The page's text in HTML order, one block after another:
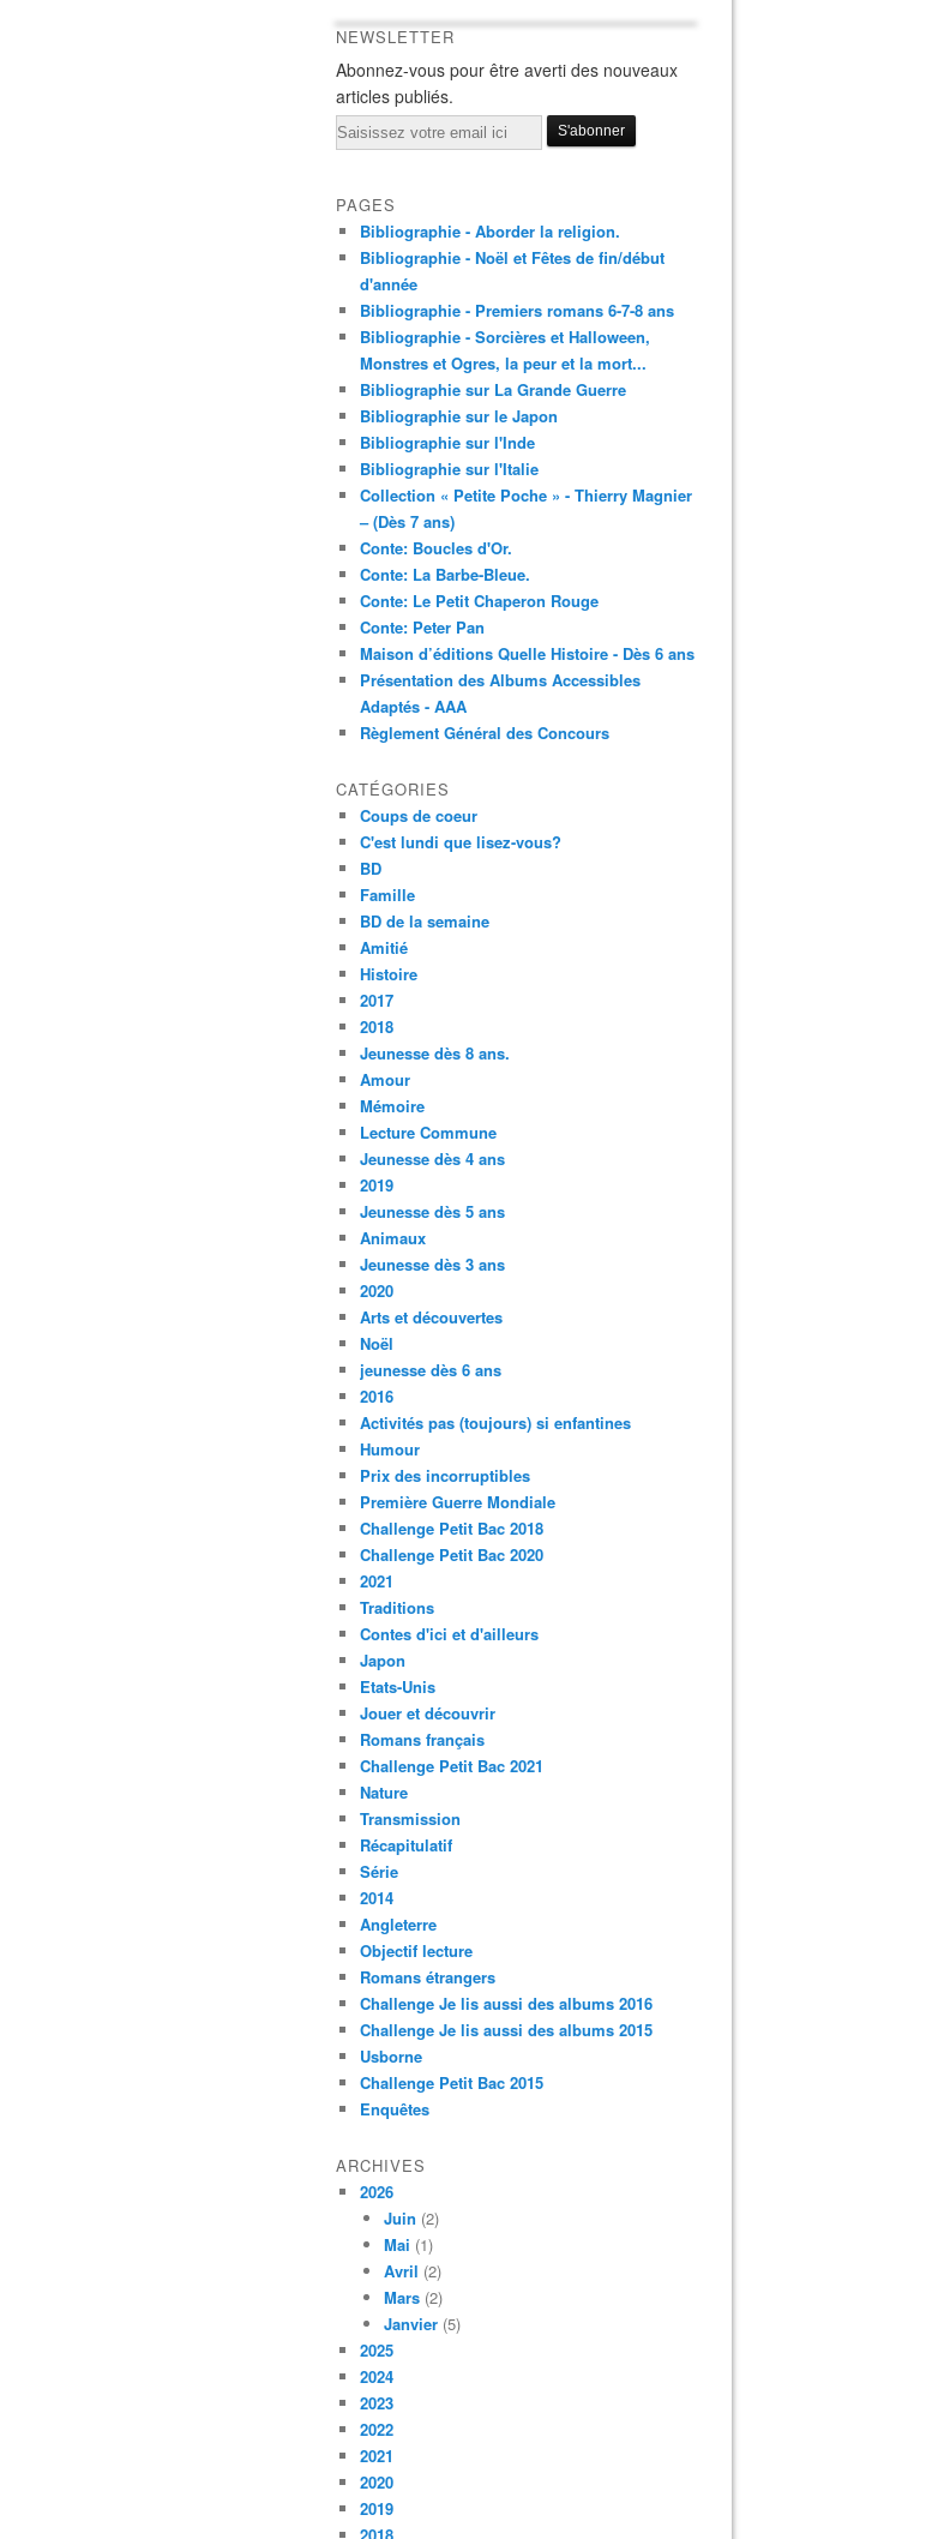
NEWSLETTER
Abonnez-vous pour être averti des nouveaux
articles publiés.
Email
PAGES
Bibliographie - Aborder la religion.
Bibliographie - Noël et Fêtes de fin/début
d'année
Bibliographie - Premiers romans 6-7-8 ans
Bibliographie - Sorcières et Halloween,
Monstres et Ogres, la peur et la mort...
Bibliographie sur La Grande Guerre
Bibliographie sur le Japon
Bibliographie sur l'Inde
Bibliographie sur l'Italie
Collection « Petite Poche » - Thierry Magnier
– (Dès 7 ans)
Conte: Boucles d'Or.
Conte: La Barbe-Bleue.
Conte: Le Petit Chaperon Rouge
Conte: Peter Pan
Maison d’éditions Quelle Histoire - Dès 6 ans
Présentation des Albums Accessibles
Adaptés - AAA
Règlement Général des Concours
CATÉGORIES
Coups de coeur
C'est lundi que lisez-vous?
BD
Famille
BD de la semaine
Amitié
Histoire
2017
2018
Jeunesse dès 8 ans.
Amour
Mémoire
Lecture Commune
Jeunesse dès 4 ans
2019
Jeunesse dès 5 ans
Animaux
Jeunesse dès 3 ans
2020
Arts et découvertes
Noël
jeunesse dès 6 ans
2016
Activités pas (toujours) si enfantines
Humour
Prix des incorruptibles
Première Guerre Mondiale
Challenge Petit Bac 2018
Challenge Petit Bac 2020
2021
Traditions
Contes d'ici et d'ailleurs
Japon
Etats-Unis
Jouer et découvrir
Romans français
Challenge Petit Bac 2021
Nature
Transmission
Récapitulatif
Série
2014
Angleterre
Objectif lecture
Romans étrangers
Challenge Je lis aussi des albums 2016
Challenge Je lis aussi des albums 2015
Usborne
Challenge Petit Bac 2015
Enquêtes
ARCHIVES
2026
Juin (2)
Mai (1)
Avril (2)
Mars (2)
Janvier (5)
2025
2024
2023
2022
2021
2020
2019